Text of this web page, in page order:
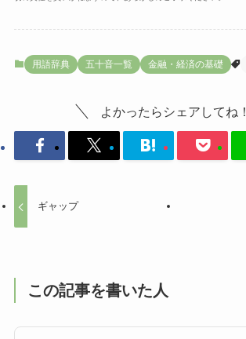
用語辞典 五十音一覧 金融・経済の基礎
よかったらシェアしてね！
ギャップ
この記事を書いた人